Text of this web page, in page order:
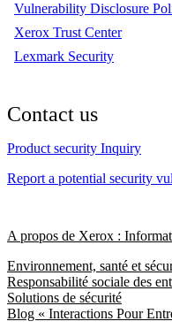
Vulnerability Disclosure
Xerox Trust Center
Lexmark Security
Contact us
Product security Inquiry
Report a potential security
A propos de Xerox :
Environnement, santé et
Responsabilité sociale des
Solutions de sécurité
Blog « Interactions Pour